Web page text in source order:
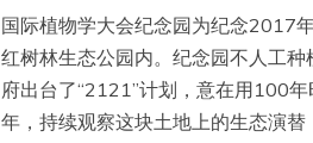
国际植物学大会纪念园为纪念2017
红树林生态公园内。纪念园不人工
府出台了“2121”计划，意在用100
年，持续观察这块土地上的生态演替